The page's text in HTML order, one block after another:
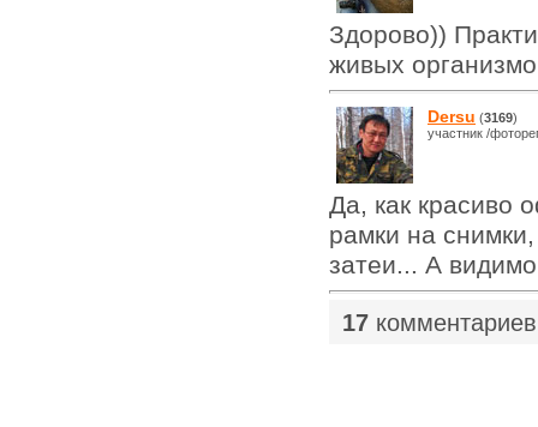
Здорово))
живых
Dersu (3169)
участник /
Да, как красиво
рамки на
затеи... А
17